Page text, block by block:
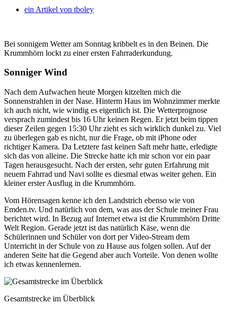
ein Artikel von tboley
Bei sonnigem Wetter am Sonntag kribbelt es in den Beinen. Die
Krummhörn lockt zu einer ersten Fahrraderkundung.
Sonniger Wind
Nach dem Aufwachen heute Morgen kitzelten mich die
Sonnenstrahlen in der Nase. Hinterm Haus im Wohnzimmer merkte
ich auch nicht, wie windig es eigentlich ist. Die Wetterprognose
versprach zumindest bis 16 Uhr keinen Regen. Er jetzt beim tippen
dieser Zeilen gegen 15:30 Uhr zieht es sich wirklich dunkel zu. Viel
zu überlegen gab es nicht, nur die Frage, ob mit iPhone oder
richtiger Kamera. Da Letztere fast keinen Saft mehr hatte, erledigte
sich das von alleine. Die Strecke hatte ich mir schon vor ein paar
Tagen herausgesucht. Nach der ersten, sehr guten Erfahrung mit
neuem Fahrrad und Navi sollte es diesmal etwas weiter gehen. Ein
kleiner erster Ausflug in die Krummhörn.
Vom Hörensagen kenne ich den Landstrich ebenso wie von
Emden.tv. Und natürlich von dem, was aus der Schule meiner Frau
berichtet wird. In Bezug auf Internet etwa ist die Krummhörn Dritte
Welt Region. Gerade jetzt ist das natürlich Käse, wenn die
Schülerinnen und Schüler von dort per Video-Stream dem
Unterricht in der Schule von zu Hause aus folgen sollen. Auf der
anderen Seite hat die Gegend aber auch Vorteile. Von denen wollte
ich etwas kennenlernen.
Gesamtstrecke im Überblick